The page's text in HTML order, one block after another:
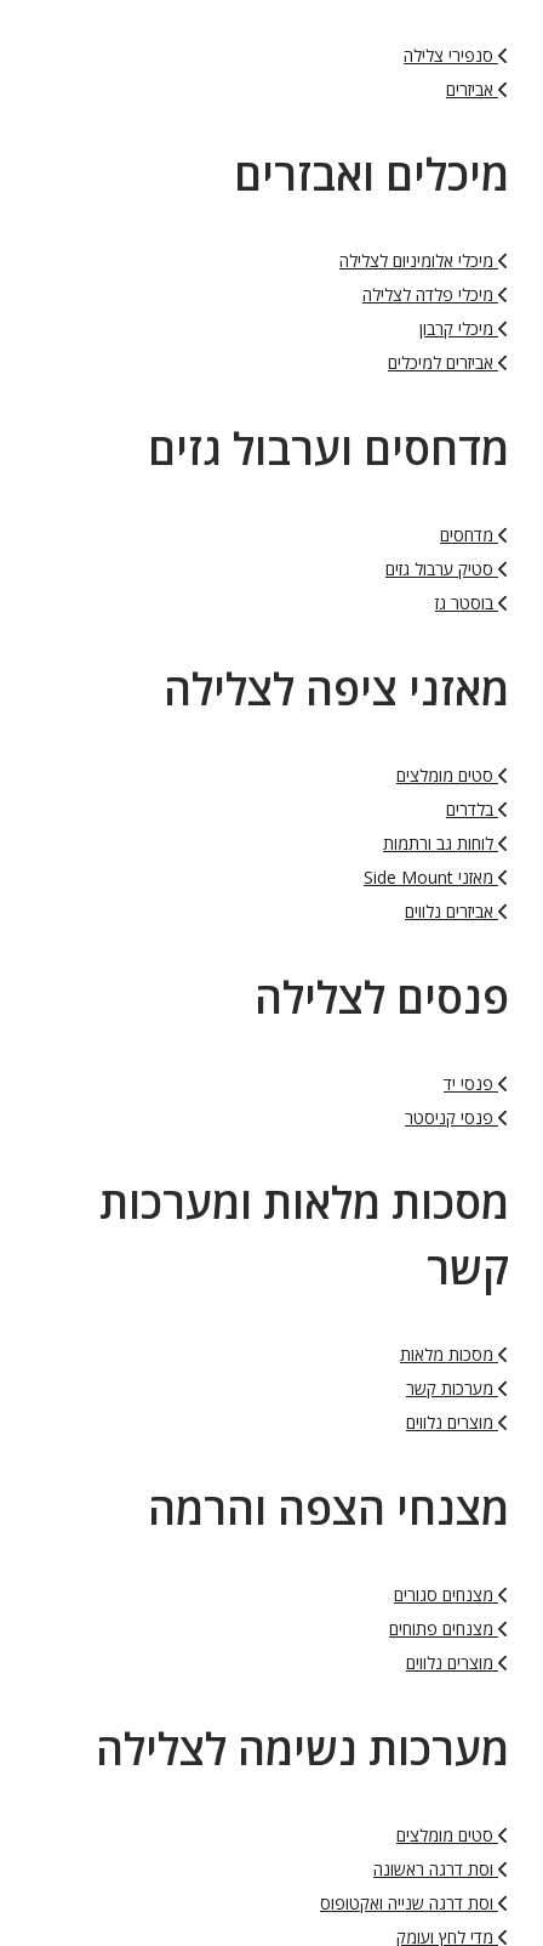
סנפירי צלילה
אביזרים
מיכלים ואבזרים
מיכלי אלומיניום לצלילה
מיכלי פלדה לצלילה
מיכלי קרבון
אביזרים למיכלים
מדחסים וערבול גזים
מדחסים
סטיק ערבול גזים
בוסטר גז
מאזני ציפה לצלילה
סטים מומלצים
בלדרים
לוחות גב ורתמות
מאזני Side Mount
אביזרים נלווים
פנסים לצלילה
פנסי יד
פנסי קניסטר
מסכות מלאות ומערכות
קשר
מסכות מלאות
מערכות קשר
מוצרים נלווים
מצנחי הצפה והרמה
מצנחים סגורים
מצנחים פתוחים
מוצרים נלווים
מערכות נשימה לצלילה
סטים מומלצים
וסת דרגה ראשונה
וסת דרגה שנייה ואקטופוס
מדי לחץ ועומק